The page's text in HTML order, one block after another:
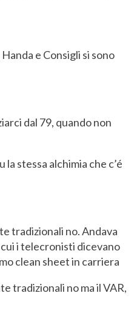
e Consigli si sono
dal 79, quando non
la stessa alchimia che c’é
tradizionali no. Andava
i telecronisti dicevano
clean sheet in carriera
tradizionali no ma il VAR,